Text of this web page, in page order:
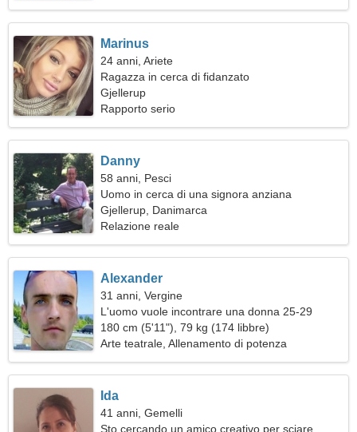
Marinus
24 anni, Ariete
Ragazza in cerca di fidanzato
Gjellerup
Rapporto serio
Danny
58 anni, Pesci
Uomo in cerca di una signora anziana
Gjellerup, Danimarca
Relazione reale
Alexander
31 anni, Vergine
L'uomo vuole incontrare una donna 25-29
180 cm (5'11"), 79 kg (174 libbre)
Arte teatrale, Allenamento di potenza
Ida
41 anni, Gemelli
Sto cercando un amico creativo per sciare